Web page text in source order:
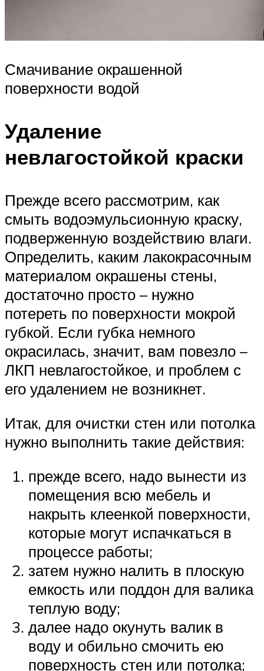
Смачивание окрашенной
поверхности водой
Удаление
невлагостойкой краски
Прежде всего рассмотрим, как
смыть водоэмульсионную краску,
подверженную воздействию влаги.
Определить, каким лакокрасочным
материалом окрашены стены,
достаточно просто – нужно
потереть по поверхности мокрой
губкой. Если губка немного
окрасилась, значит, вам повезло –
ЛКП невлагостойкое, и проблем с
его удалением не возникнет.
Итак, для очистки стен или потолка
нужно выполнить такие действия:
прежде всего, надо вынести из
помещения всю мебель и
накрыть клеенкой поверхности,
которые могут испачкаться в
процессе работы;
затем нужно налить в плоскую
емкость или поддон для валика
теплую воду;
далее надо окунуть валик в
воду и обильно смочить ею
поверхность стен или потолка;